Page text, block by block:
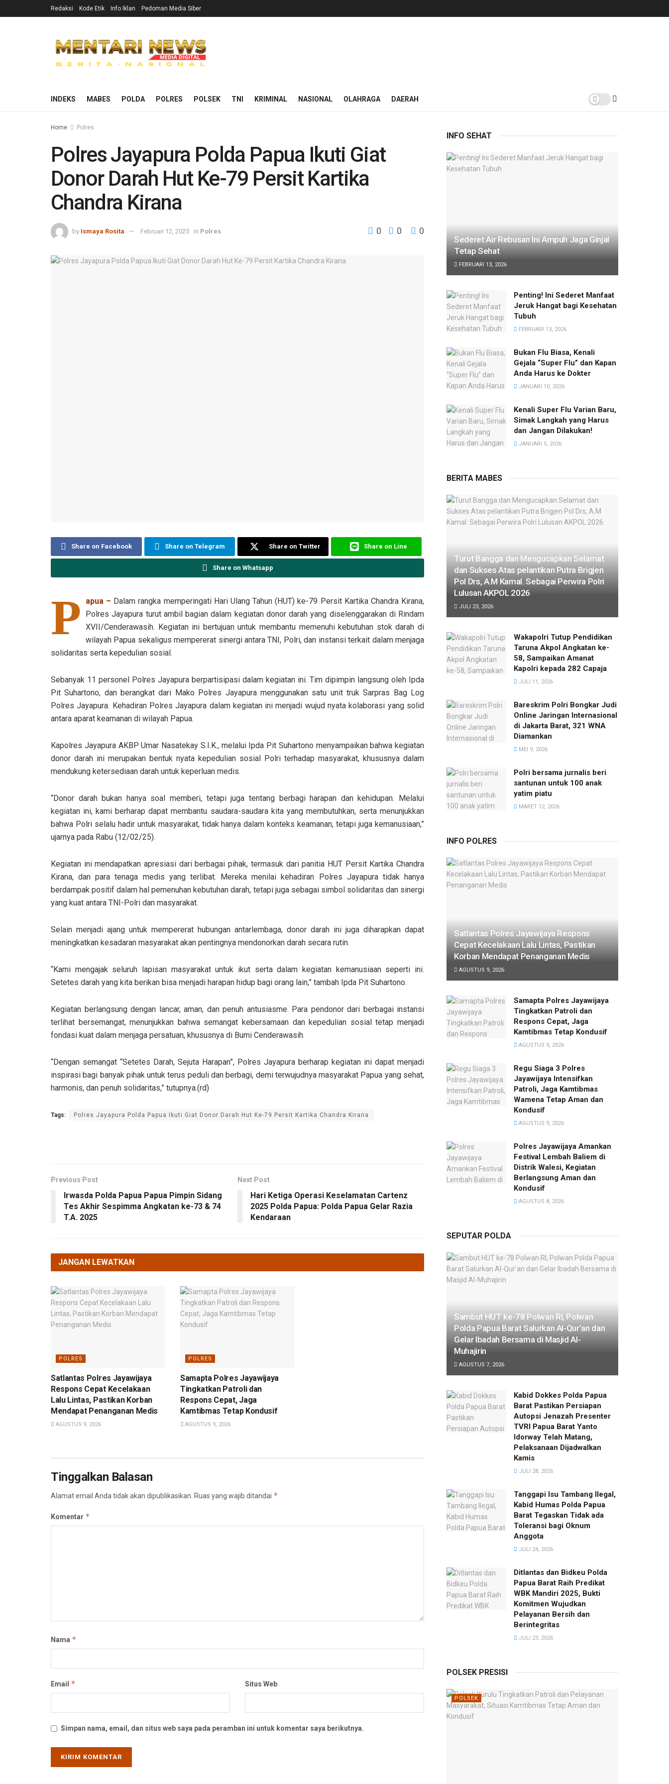
Redaksi Kode Etik Info Iklan Pedoman Media Siber
INDEKS MABES POLDA POLRES POLSEK TNI KRIMINAL NASIONAL OLAHRAGA DAERAH
Home Polres
Polres Jayapura Polda Papua Ikuti Giat
Donor Darah Hut Ke-79 Persit Kartika
Chandra Kirana
by Ismaya Rosita Februari 12, 2025 in Polres 0 0 0
Share on Facebook Share on Telegram Share on Twitter Share on Line
Share on Whatsapp
P apua – Dalam rangka memperingati Hari Ulang Tahun (HUT) ke-79 Persit Kartika Chandra Kirana,
Polres Jayapura turut ambil bagian dalam kegiatan donor darah yang diselenggarakan di Rindam
XVII/Cenderawasih. Kegiatan ini bertujuan untuk membantu memenuhi kebutuhan stok darah di
wilayah Papua sekaligus mempererat sinergi antara TNI, Polri, dan instansi terkait dalam menjaga
solidaritas serta kepedulian sosial.
Sebanyak 11 personel Polres Jayapura berpartisipasi dalam kegiatan ini. Tim dipimpin langsung oleh Ipda
Pit Suhartono, dan berangkat dari Mako Polres Jayapura menggunakan satu unit truk Sarpras Bag Log
Polres Jayapura. Kehadiran Polres Jayapura dalam kegiatan ini menjadi wujud nyata kolaborasi yang solid
antara aparat keamanan di wilayah Papua.
Kapolres Jayapura AKBP Umar Nasatekay S.I.K., melalui Ipda Pit Suhartono menyampaikan bahwa kegiatan
donor darah ini merupakan bentuk nyata kepedulian sosial Polri terhadap masyarakat, khususnya dalam
mendukung ketersediaan darah untuk keperluan medis.
“Donor darah bukan hanya soal memberi, tetapi juga tentang berbagi harapan dan kehidupan. Melalui
kegiatan ini, kami berharap dapat membantu saudara-saudara kita yang membutuhkan, serta menunjukkan
bahwa Polri selalu hadir untuk masyarakat, tidak hanya dalam konteks keamanan, tetapi juga kemanusiaan,”
ujarnya pada Rabu (12/02/25).
Kegiatan ini mendapatkan apresiasi dari berbagai pihak, termasuk dari panitia HUT Persit Kartika Chandra
Kirana, dan para tenaga medis yang terlibat. Mereka menilai kehadiran Polres Jayapura tidak hanya
berdampak positif dalam hal pemenuhan kebutuhan darah, tetapi juga sebagai simbol solidaritas dan sinergi
yang kuat antara TNI-Polri dan masyarakat.
Selain menjadi ajang untuk mempererat hubungan antarlembaga, donor darah ini juga diharapkan dapat
meningkatkan kesadaran masyarakat akan pentingnya mendonorkan darah secara rutin.
“Kami mengajak seluruh lapisan masyarakat untuk ikut serta dalam kegiatan kemanusiaan seperti ini.
Setetes darah yang kita berikan bisa menjadi harapan hidup bagi orang lain,” tambah Ipda Pit Suhartono.
Kegiatan berlangsung dengan lancar, aman, dan penuh antusiasme. Para pendonor dari berbagai instansi
terlihat bersemangat, menunjukkan bahwa semangat kebersamaan dan kepedulian sosial tetap menjadi
fondasi kuat dalam menjaga persatuan, khususnya di Bumi Cenderawasih.
“Dengan semangat “Setetes Darah, Sejuta Harapan”, Polres Jayapura berharap kegiatan ini dapat menjadi
inspirasi bagi banyak pihak untuk terus peduli dan berbagi, demi terwujudnya masyarakat Papua yang sehat,
harmonis, dan penuh solidaritas,” tutupnya.(rd)
Tags: Polres Jayapura Polda Papua Ikuti Giat Donor Darah Hut Ke-79 Persit Kartika Chandra Kirana
Previous Post
Irwasda Polda Papua Papua Pimpin Sidang
Tes Akhir Sespimma Angkatan ke-73 & 74
T.A. 2025
Next Post
Hari Ketiga Operasi Keselamatan Cartenz
2025 Polda Papua: Polda Papua Gelar Razia
Kendaraan
JANGAN LEWATKAN
POLRES
Satlantas Polres Jayawijaya
Respons Cepat Kecelakaan
Lalu Lintas, Pastikan Korban
Mendapat Penanganan Medis
AGUSTUS 9, 2026
POLRES
Samapta Polres Jayawijaya
Tingkatkan Patroli dan
Respons Cepat, Jaga
Kamtibmas Tetap Kondusif
AGUSTUS 9, 2026
Tinggalkan Balasan
Alamat email Anda tidak akan dipublikasikan. Ruas yang wajib ditandai *
Komentar *
Nama *
Email * Situs Web
Simpan nama, email, dan situs web saya pada peramban ini untuk komentar saya berikutnya.
INFO SEHAT
Sederet Air Rebusan Ini Ampuh Jaga Ginjal
Tetap Sehat
FEBRUARI 13, 2026
Penting! Ini Sederet Manfaat
Jeruk Hangat bagi Kesehatan
Tubuh
FEBRUARI 13, 2026
Bukan Flu Biasa, Kenali
Gejala “Super Flu” dan Kapan
Anda Harus ke Dokter
JANUARI 10, 2026
Kenali Super Flu Varian Baru,
Simak Langkah yang Harus
dan Jangan Dilakukan!
JANUARI 5, 2026
BERITA MABES
Turut Bangga dan Mengucapkan Selamat
dan Sukses Atas pelantikan Putra Brigjen
Pol Drs, A.M Kamal. Sebagai Perwira Polri
Lulusan AKPOL 2026
JULI 23, 2026
Wakapolri Tutup Pendidikan
Taruna Akpol Angkatan ke-
58, Sampaikan Amanat
Kapolri kepada 282 Capaja
JULI 11, 2026
Bareskrim Polri Bongkar Judi
Online Jaringan Internasional
di Jakarta Barat, 321 WNA
Diamankan
MEI 9, 2026
Polri bersama jurnalis beri
santunan untuk 100 anak
yatim piatu
MARET 12, 2026
INFO POLRES
Satlantas Polres Jayawijaya Respons
Cepat Kecelakaan Lalu Lintas, Pastikan
Korban Mendapat Penanganan Medis
AGUSTUS 9, 2026
Samapta Polres Jayawijaya
Tingkatkan Patroli dan
Respons Cepat, Jaga
Kamtibmas Tetap Kondusif
AGUSTUS 9, 2026
Regu Siaga 3 Polres
Jayawijaya Intensifkan
Patroli, Jaga Kamtibmas
Wamena Tetap Aman dan
Kondusif
AGUSTUS 9, 2026
Polres Jayawijaya Amankan
Festival Lembah Baliem di
Distrik Walesi, Kegiatan
Berlangsung Aman dan
Kondusif
AGUSTUS 8, 2026
SEPUTAR POLDA
Sambut HUT ke-78 Polwan RI, Polwan
Polda Papua Barat Salurkan Al-Qur’an dan
Gelar Ibadah Bersama di Masjid Al-
Muhajirin
AGUSTUS 7, 2026
Kabid Dokkes Polda Papua
Barat Pastikan Persiapan
Autopsi Jenazah Presenter
TVRI Papua Barat Yanto
Idorway Telah Matang,
Pelaksanaan Dijadwalkan
Kamis
JULI 28, 2026
Tanggapi Isu Tambang Ilegal,
Kabid Humas Polda Papua
Barat Tegaskan Tidak ada
Toleransi bagi Oknum
Anggota
JULI 24, 2026
Ditlantas dan Bidkeu Polda
Papua Barat Raih Predikat
WBK Mandiri 2025, Bukti
Komitmen Wujudkan
Pelayanan Bersih dan
Berintegritas
JULI 23, 2026
POLSEK PRESISI
POLSEK